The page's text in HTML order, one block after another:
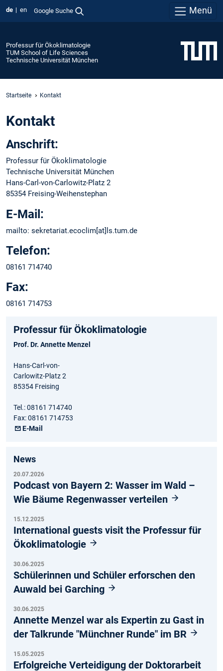
de en Google Suche Menü
Professur für Ökoklimatologie
TUM School of Life Sciences
Technische Universität München
Startseite Kontakt
Kontakt
Anschrift:
Professur für Ökoklimatologie
Technische Universität München
Hans-Carl-von-Carlowitz-Platz 2
85354 Freising-Weihenstephan
E-Mail:
mailto: sekretariat.ecoclim[at]ls.tum.de
Telefon:
08161 714740
Fax:
08161 714753
Professur für Ökoklimatologie
Prof. Dr. Annette Menzel
Hans-Carl-von-
Carlowitz-Platz 2
85354 Freising
Tel.: 08161 714740
Fax: 08161 714753
E-Mail
News
20.07.2026
Podcast von Bayern 2: Wasser im Wald –
Wie Bäume Regenwasser verteilen
15.12.2025
International guests visit the Professur für
Ökoklimatologie
30.06.2025
Schülerinnen und Schüler erforschen den
Auwald bei Garching
30.06.2025
Annette Menzel war als Expertin zu Gast in
der Talkrunde "Münchner Runde" im BR
15.05.2025
Erfolgreiche Verteidigung der Doktorarbeit